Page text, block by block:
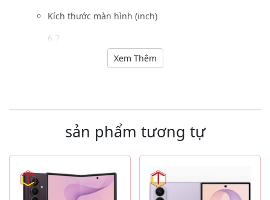
Kích thước màn hình (inch)
6.7
Ultra Thin Glass
Độ phân giải camera sau (MP)
12 MP, f/1.8, 24mm (góc rộng)12 MP, f/2.2, 123˚ (góc
Xem Thêm
sản phẩm tương tự